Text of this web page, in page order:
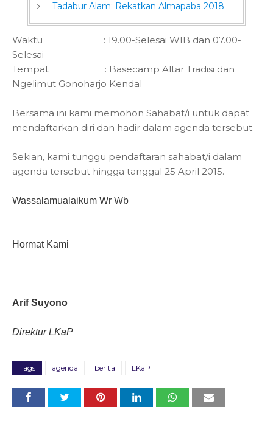
Tadabur Alam; Rekatkan Almapaba 2018
Waktu : 19.00-Selesai WIB dan 07.00-
Selesai
Tempat : Basecamp Altar Tradisi dan
Ngelimut Gonoharjo Kendal
Bersama ini kami memohon Sahabat/i untuk dapat
mendaftarkan diri dan hadir dalam agenda tersebut.
Sekian, kami tunggu pendaftaran sahabat/i dalam
agenda tersebut hingga tanggal 25 April 2015.
Wassalamualaikum Wr Wb
Hormat Kami
Arif Suyono
Direktur LKaP
Tags agenda berita LKaP